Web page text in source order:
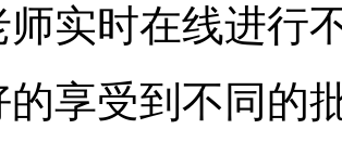
师实时在线进行
的享受到不同的